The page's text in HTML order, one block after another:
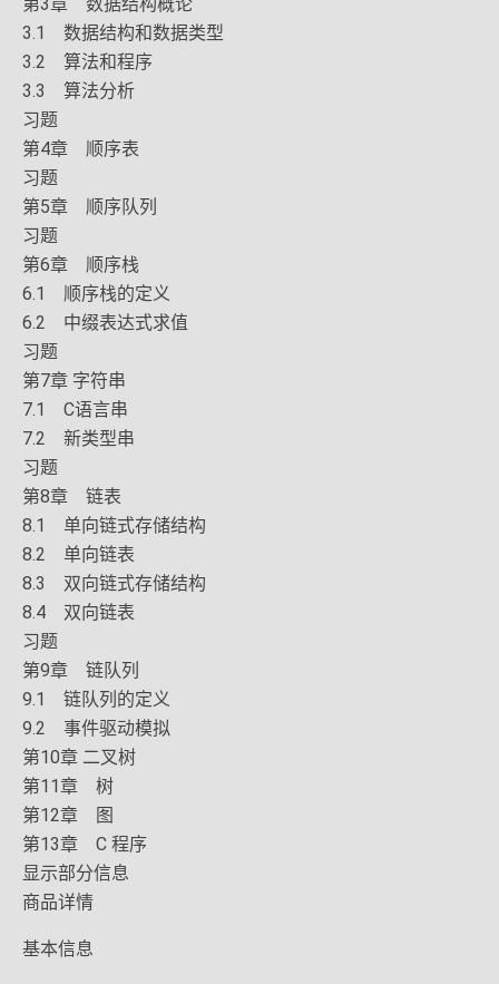
3.1 数据结构和数据类型
3.2 算法和程序
3.3 算法分析
习题
第4章 顺序表
习题
第5章 顺序队列
习题
第6章 顺序栈
6.1 顺序栈的定义
6.2 中缀表达式求值
习题
第7章 字符串
7.1 C语言串
7.2 新类型串
习题
第8章 链表
8.1 单向链式存储结构
8.2 单向链表
8.3 双向链式存储结构
8.4 双向链表
习题
第9章 链队列
9.1 链队列的定义
9.2 事件驱动模拟
第10章 二叉树
第11章 树
第12章 图
第13章 C 程序
显示部分信息
商品详情
基本信息